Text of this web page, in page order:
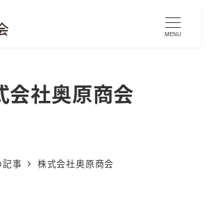
MENU
会社奥原商会
記事 株式会社奥原商会